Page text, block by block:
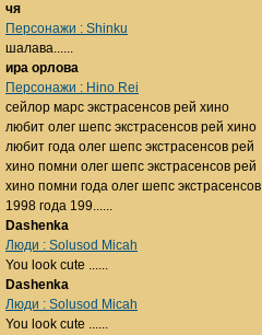
чя
Персонажи : Shinku
шалава......
ира орлова
Персонажи : Hino Rei
сейлор марс экстрасенсов рей хино
любит олег шепс экстрасенсов рей хино
любит года олег шепс экстрасенсов рей
хино помни олег шепс экстрасенсов рей
хино помни года олег шепс экстрасенсов
1998 года 199......
Dashenka
Люди : Solusod Micah
You look cute ......
Dashenka
Люди : Solusod Micah
You look cute ......